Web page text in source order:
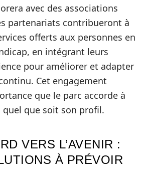
avec des associations
partenariats contribueront à
offerts aux personnes en
en intégrant leurs
pour améliorer et adapter
Cet engagement
que le parc accorde à
quel que soit son profil.
VERS L’AVENIR :
À PRÉVOIR